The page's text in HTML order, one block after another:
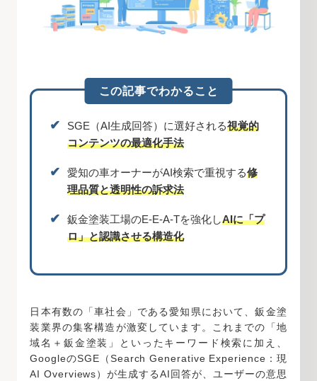
この記事でわかること
✔︎ SGE（AI生成回答）に選好される視覚的
コンテンツの最適化手法
✔︎ 愛知の車オーナーがAI検索で重視する修
理品質と透明性の訴求法
✔︎ 鈑金塗装工場のE-E-A-Tを強化しAIに「プ
ロ」と認識させる構造化
日本有数の「車社会」である愛知県において、鈑金塗
装業界の集客構造が激変しています。これまでの「地
域名＋鈑金塗装」といったキーワード検索に加え、
GoogleのSGE（Search Generative Experience：現
AI Overviews）が生成するAI回答が、ユーザーの意思